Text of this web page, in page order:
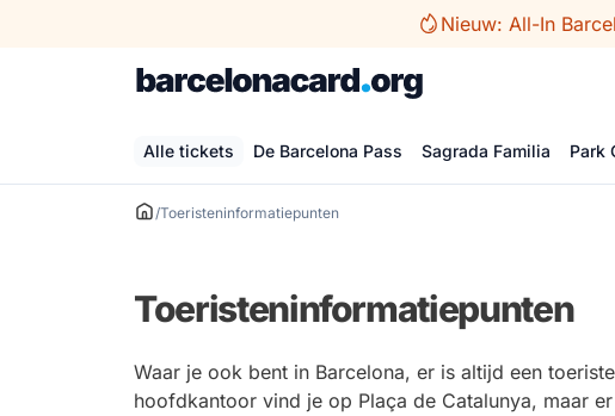
Nieuw: All-In
Alle tickets De Barcelona Pass Sagrada Familia Park
/Toeristeninformatiepunten
Toeristeninformatiepunten
Waar je ook bent in Barcelona, er is altijd een
hoofdkantoor vind je op Plaça de Catalunya, maar